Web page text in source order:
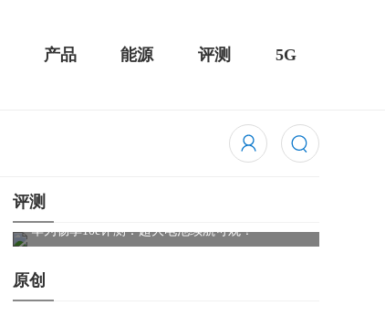
产品 能源 评测 5G
评测
华为畅享10e评测：超大电池续航可观！
原创